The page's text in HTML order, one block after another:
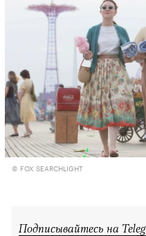
© FOX SEARCHLIGHT
Подписывайтесь на